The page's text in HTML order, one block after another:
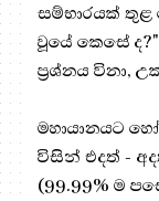
සම්භාරයක් තුළ
වූයේ කෙසේ
ප්‍රශ්නය විනා,
මහායානයට
විසින් එදත් -
(99.99% ම